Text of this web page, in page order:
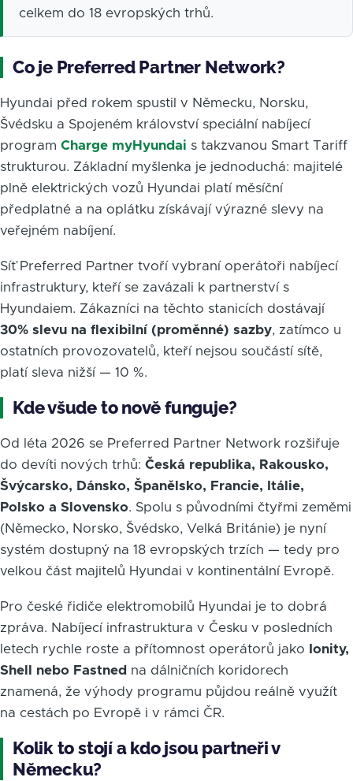
celkem do 18 evropských trhů.
Co je Preferred Partner Network?
Hyundai před rokem spustil v Německu, Norsku,
Švédsku a Spojeném království speciální nabíjecí
program Charge myHyundai s takzvanou Smart Tariff
strukturou. Základní myšlenka je jednoduchá: majitelé
plně elektrických vozů Hyundai platí měsíční
předplatné a na oplátku získávají výrazné slevy na
veřejném nabíjení.
Síť Preferred Partner tvoří vybraní operátoři nabíjecí
infrastruktury, kteří se zavázali k partnerství s
Hyundaiem. Zákazníci na těchto stanicích dostávají
30% slevu na flexibilní (proměnné) sazby, zatímco u
ostatních provozovatelů, kteří nejsou součástí sítě,
platí sleva nižší — 10 %.
Kde všude to nově funguje?
Od léta 2026 se Preferred Partner Network rozšiřuje
do devíti nových trhů: Česká republika, Rakousko,
Švýcarsko, Dánsko, Španělsko, Francie, Itálie,
Polsko a Slovensko. Spolu s původními čtyřmi zeměmi
(Německo, Norsko, Švédsko, Velká Británie) je nyní
systém dostupný na 18 evropských trzích — tedy pro
velkou část majitelů Hyundai v kontinentální Evropě.
Pro české řidiče elektromobilů Hyundai je to dobrá
zpráva. Nabíjecí infrastruktura v Česku v posledních
letech rychle roste a přítomnost operátorů jako
Ionity,
Shell nebo Fastned na dálničních koridorech
znamená, že výhody programu půjdou reálně využít
na cestách po Evropě i v rámci ČR.
Kolik to stojí a kdo jsou partneři v
Německu?